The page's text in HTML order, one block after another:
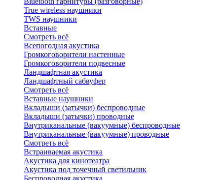
True wireless наушники
TWS наушники
Вставные
Смотреть всё
Всепогодная акустика
Громкоговорители настенные
Громкоговорители подвесные
Ландшафтная акустика
Ландшафтный сабвуфер
Смотреть всё
Вставные наушники
Вкладыши (затычки) беспроводные
Вкладыши (затычки) проводные
Внутриканальные (вакуумные) беспроводные
Внутриканальные (вакуумные) проводные
Смотреть всё
Встраиваемая акустика
Акустика для кинотеатра
Акустика под точечный светильник
Беспроводная акустика